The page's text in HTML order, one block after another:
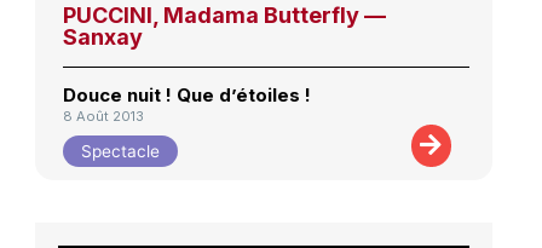
PUCCINI, Madama Butterfly —
Sanxay
Douce nuit ! Que d’étoiles !
8 Août 2013
Spectacle